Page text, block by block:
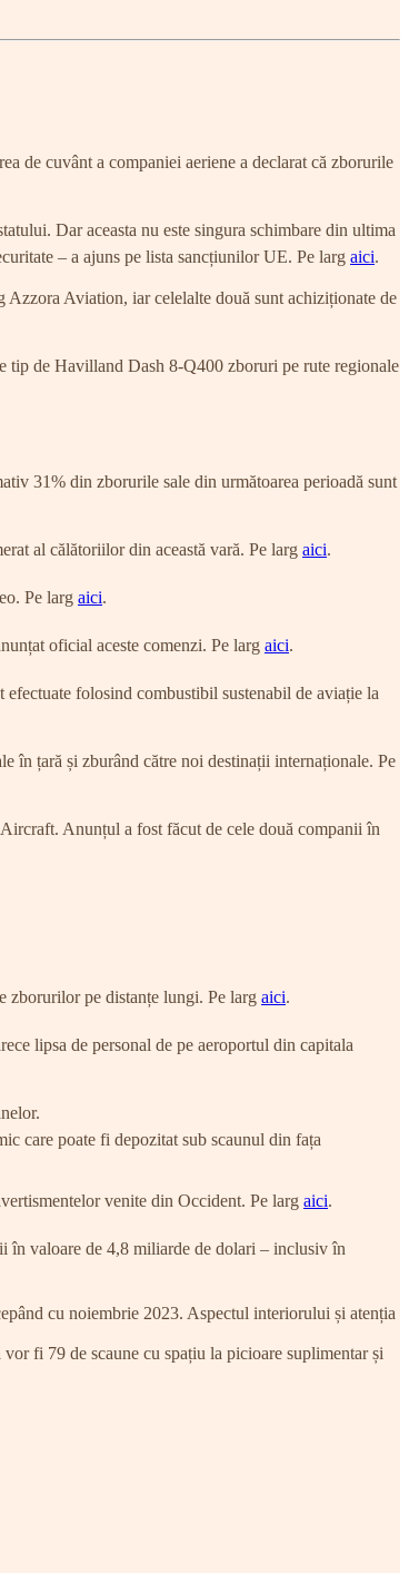
de cuvânt a companiei aeriene a declarat că zborurile
Dar aceasta nu este singura schimbare din ultima
– a ajuns pe lista sancțiunilor UE. Pe larg aici.
Azzora Aviation, iar celelalte două sunt achiziționate de
tip de Havilland Dash 8-Q400 zboruri pe rute regionale
31% din zborurile sale din următoarea perioadă sunt
al călătoriilor din această vară. Pe larg aici.
Pe larg aici.
oficial aceste comenzi. Pe larg aici.
folosind combustibil sustenabil de aviație la
în țară și zburând către noi destinații internaționale. Pe
Anunțul a fost făcut de cele două companii în
zborurilor pe distanțe lungi. Pe larg aici.
lipsa de personal de pe aeroportul din capitala
care poate fi depozitat sub scaunul din fața
venite din Occident. Pe larg aici.
în valoare de 4,8 miliarde de dolari – inclusiv în
cu noiembrie 2023. Aspectul interiorului și atenția
fi 79 de scaune cu spațiu la picioare suplimentar și